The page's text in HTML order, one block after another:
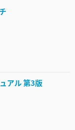
アル 第3版